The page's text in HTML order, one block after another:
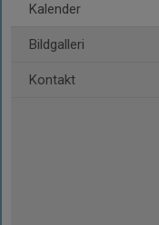
Kalender
Bildgalleri
Kontakt